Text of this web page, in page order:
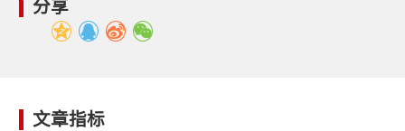
分享
文章指标